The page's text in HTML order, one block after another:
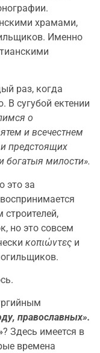
храмами,
Именно
раз, когда
сугубой ектении
о
и всечестнем
предстоящих
богатыя милости».
это за
но это совсем
κοπιώντες и
православных».
? Здесь имеется в
времена